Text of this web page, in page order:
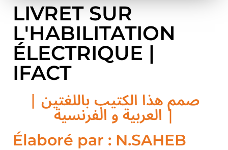
LIVRET SUR
L'HABILITATION
ÉLECTRIQUE |
IFACT
| صمم هذا الكتيب باللغتين العربية و الفرنسية |
Élaboré par : N.SAHEB